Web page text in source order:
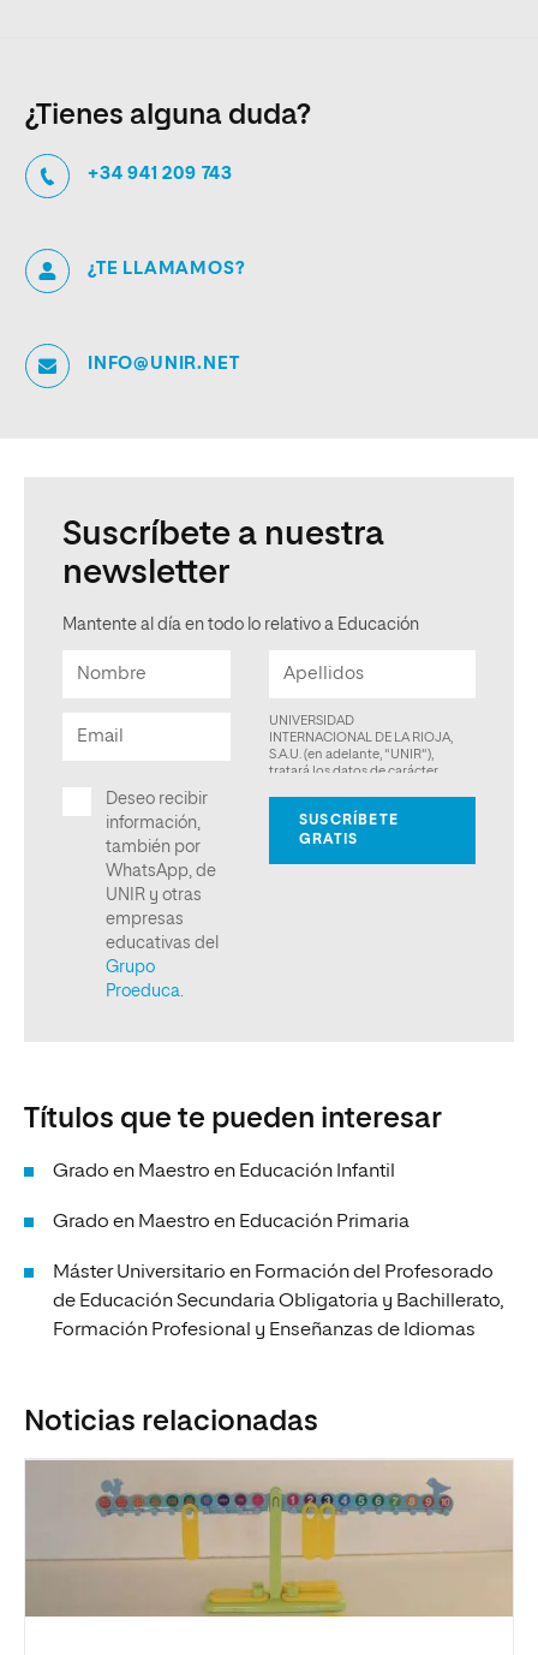
¿Tienes alguna duda?
+34 941 209 743
¿TE LLAMAMOS?
INFO@UNIR.NET
Suscríbete a nuestra
newsletter
Mantente al día en todo lo relativo a Educación
Títulos que te pueden interesar
Grado en Maestro en Educación Infantil
Grado en Maestro en Educación Primaria
Máster Universitario en Formación del Profesorado
de Educación Secundaria Obligatoria y Bachillerato,
Formación Profesional y Enseñanzas de Idiomas
Noticias relacionadas